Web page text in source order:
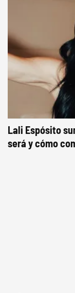
Lali Espósito
será y cómo